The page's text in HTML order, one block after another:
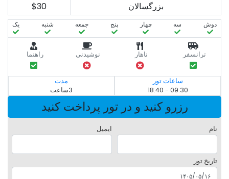
بزرگسالان
$30
دوش سه‌ چهار پنج جمعه شنبه یک
ترانسفر ناهار نوشیدنی راهنما
ساعات تور
09:30 - 18:40
مدت
3ساعت
رزرو کنید و در تور پرداخت کنید
نام ایمیل
تاریخ تور